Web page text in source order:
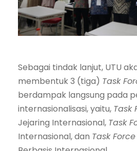
Sebagai tindak lanjut, UTU
membentuk 3 (tiga) Task
berdampak langsung pada
internasionalisasi, yaitu, Task
Jejaring Internasional, Task
Internasional, dan Task Force